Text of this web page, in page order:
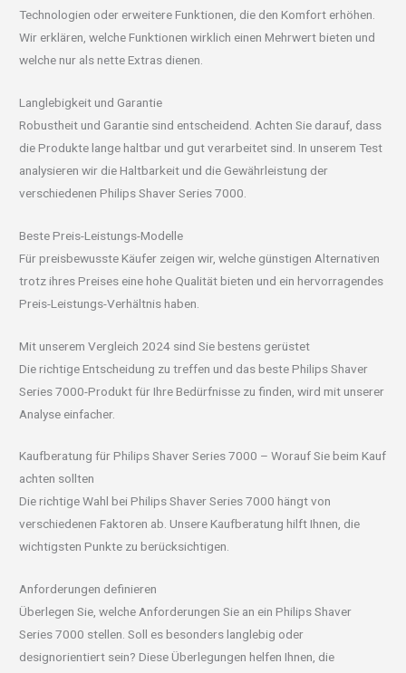
Technologien oder erweitere Funktionen, die den Komfort erhöhen.
Wir erklären, welche Funktionen wirklich einen Mehrwert bieten und
welche nur als nette Extras dienen.
Langlebigkeit und Garantie
Robustheit und Garantie sind entscheidend. Achten Sie darauf, dass
die Produkte lange haltbar und gut verarbeitet sind. In unserem Test
analysieren wir die Haltbarkeit und die Gewährleistung der
verschiedenen Philips Shaver Series 7000.
Beste Preis-Leistungs-Modelle
Für preisbewusste Käufer zeigen wir, welche günstigen Alternativen
trotz ihres Preises eine hohe Qualität bieten und ein hervorragendes
Preis-Leistungs-Verhältnis haben.
Mit unserem Vergleich 2024 sind Sie bestens gerüstet
Die richtige Entscheidung zu treffen und das beste Philips Shaver
Series 7000-Produkt für Ihre Bedürfnisse zu finden, wird mit unserer
Analyse einfacher.
Kaufberatung für Philips Shaver Series 7000 – Worauf Sie beim Kauf
achten sollten
Die richtige Wahl bei Philips Shaver Series 7000 hängt von
verschiedenen Faktoren ab. Unsere Kaufberatung hilft Ihnen, die
wichtigsten Punkte zu berücksichtigen.
Anforderungen definieren
Überlegen Sie, welche Anforderungen Sie an ein Philips Shaver
Series 7000 stellen. Soll es besonders langlebig oder
designorientiert sein? Diese Überlegungen helfen Ihnen, die